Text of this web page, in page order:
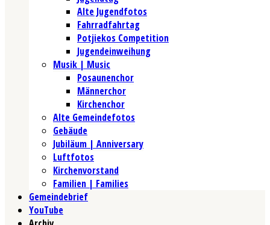
Alte Jugendfotos
Fahrradfahrtag
Potjiekos Competition
Jugendeinweihung
Musik | Music
Posaunenchor
Männerchor
Kirchenchor
Alte Gemeindefotos
Gebäude
Jubiläum | Anniversary
Luftfotos
Kirchenvorstand
Familien | Families
Gemeindebrief
YouTube